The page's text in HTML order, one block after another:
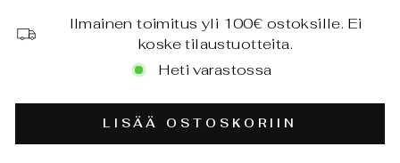
Ilmainen toimitus yli 100€ ostoksille. Ei
koske tilaustuotteita.
Heti varastossa
LISÄÄ OSTOSKORIIN